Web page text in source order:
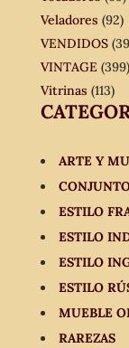
Veladores (92)
VENDIDOS
VINTAGE (399)
Vitrinas (113)
ARTE Y
ESTILO
ESTILO
ESTILO
ESTILO
MUEBLE
RAREZAS